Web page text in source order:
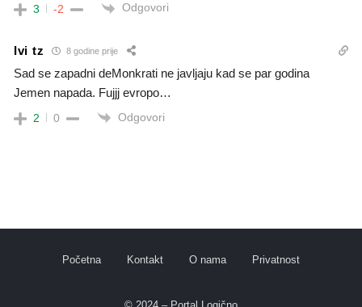
3 -2 Odgovori
Ivi tz 8 godine prije
Sad se zapadni deMonkrati ne javljaju kad se par godina
Jemen napada. Fujjj evropo…
2 0 Odgovori
Početna Kontakt O nama Privatnost